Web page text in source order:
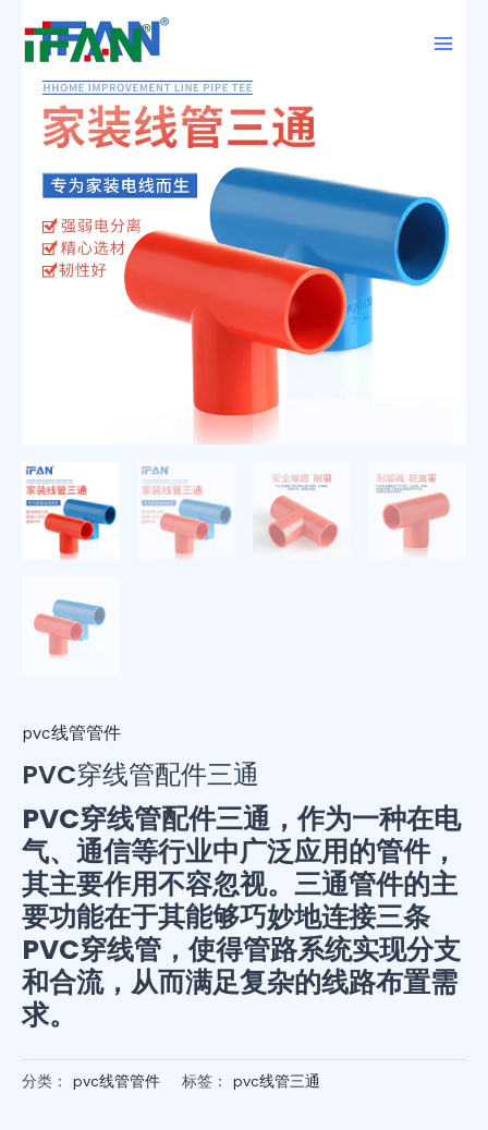
pvc线管管件
PVC穿线管配件三通
PVC穿线管配件三通，作为一种在电
气、通信等行业中广泛应用的管件，
其主要作用不容忽视。三通管件的主
要功能在于其能够巧妙地连接三条
PVC穿线管，使得管路系统实现分支
和合流，从而满足复杂的线路布置需
求。
分类： pvc线管管件 标签： pvc线管三通